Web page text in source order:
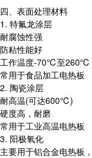
四、表面处理材料
1. 特氟龙涂层
耐腐蚀性强
防粘性能好
工作温度-70℃至260℃
常用于食品加工电热板
2. 陶瓷涂层
耐高温(可达600℃)
硬度高，耐磨
常用于工业高温电热板
3. 阳极氧化
主要用于铝合金电热板